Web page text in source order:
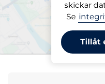
skickar
Se
Tillåt
Tärnvägen